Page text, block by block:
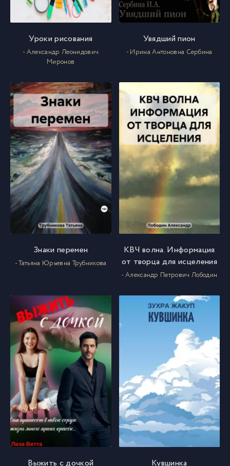
Уроки рисования
- Александр Леонидович
Миронов
Увядший пион
- Ирина Антоновна Сербина
Знаки перемен
- Татьяна Юрьевна Трубникова
КВЧ волна. Информация
от творца для исцеления
- Александр Петрович Лободин
Выжить с дочкой Кувшинка